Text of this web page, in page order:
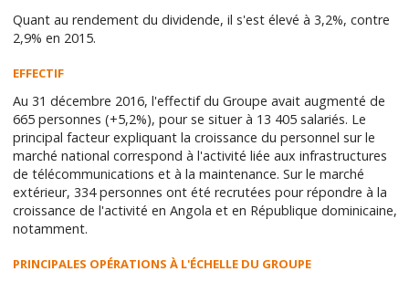
Quant au rendement du dividende, il s'est élevé à 3,2%, contre
2,9% en 2015.
EFFECTIF
Au 31 décembre 2016, l'effectif du Groupe avait augmenté de
665 personnes (+5,2%), pour se situer à 13 405 salariés. Le
principal facteur expliquant la croissance du personnel sur le
marché national correspond à l'activité liée aux infrastructures
de télécommunications et à la maintenance. Sur le marché
extérieur, 334 personnes ont été recrutées pour répondre à la
croissance de l'activité en Angola et en République dominicaine,
notamment.
PRINCIPALES OPÉRATIONS À L'ÉCHELLE DU GROUPE